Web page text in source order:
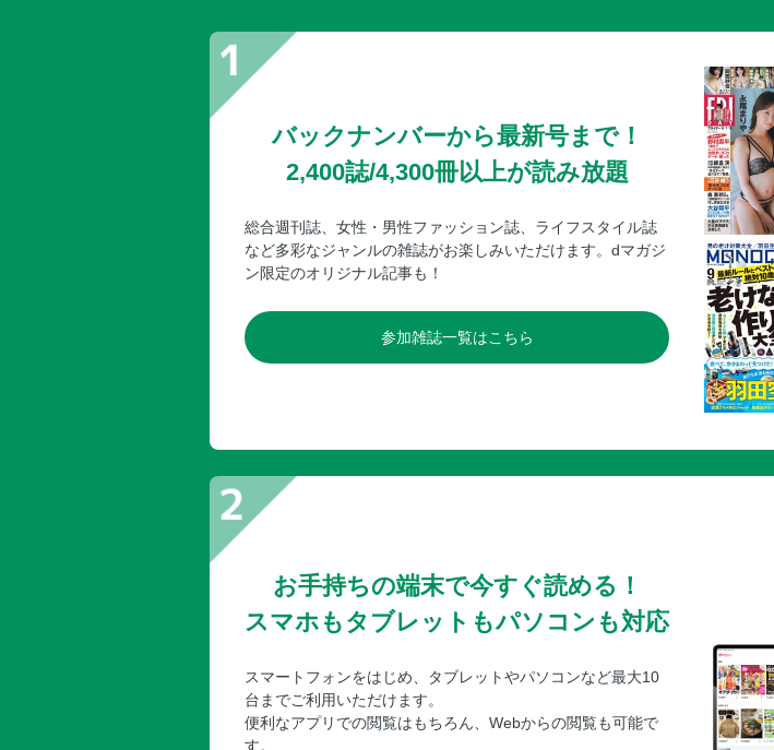
ベルギ
ベルギ
ベルギ
ベルギ
ベルギ
ベルギ
アルデ
旅の情
索引
奥付
バックナンバーから最新号まで！
2,400誌/4,300冊以上が読み放題
総合週刊誌、女性・男性ファッション誌、ライフスタイル誌
など多彩なジャンルの雑誌がお楽しみいただけます。dマガジ
ン限定のオリジナル記事も！
参加雑誌一覧はこちら
お手持ちの端末で今すぐ読める！
スマホもタブレットもパソコンも対応
スマートフォンをはじめ、タブレットやパソコンなど最大10
台までご利用いただけます。
便利なアプリでの閲覧はもちろん、Webからの閲覧も可能で
す。